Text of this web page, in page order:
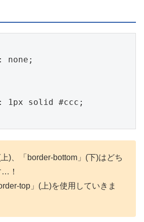
solid #ccc;
)、「border-bottom」(下)はどち
…！
top」(上)を使用していきま